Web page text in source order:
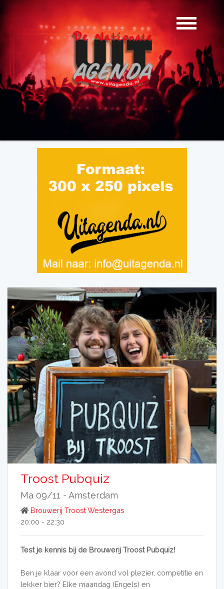
Troost Pubquiz
Ma 09/11 - Amsterdam
Brouwerij Troost Westergas
20:00 - 22:30
Test je kennis bij de Brouwerij Troost Pubquiz!
Ben je klaar voor een avond vol plezier, competitie en
lekker bier? Elke maandag (Engels) en